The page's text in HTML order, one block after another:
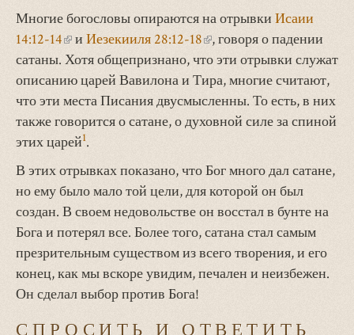
Многие богословы опираются на отрывки Исаии
14:12-14(внешняя
ссылка)
и Иезекииля 28:12-18(внешняя
ссылка)
, говоря о падении
сатаны. Хотя общепризнано, что эти отрывки служат
описанию царей Вавилона и Тира, многие считают,
что эти места Писания двусмысленны. То есть, в них
также говорится о сатане, о духовной силе за спиной
этих царей1.
В этих отрывках показано, что Бог много дал сатане,
но ему было мало той цели, для которой он был
создан. В своем недовольстве он восстал в бунте на
Бога и потерял все. Более того, сатана стал самым
презрительным существом из всего творения, и его
конец, как мы вскоре увидим, печален и неизбежен.
Он сделал выбор против Бога!